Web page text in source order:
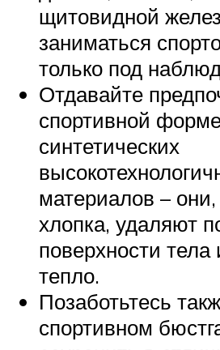
щитовидной
заниматься
только под
Отдавайте
спортивной
синтетических
материалов –
хлопка, удаляют
поверхности
тепло.
Позаботьтесь
спортивном